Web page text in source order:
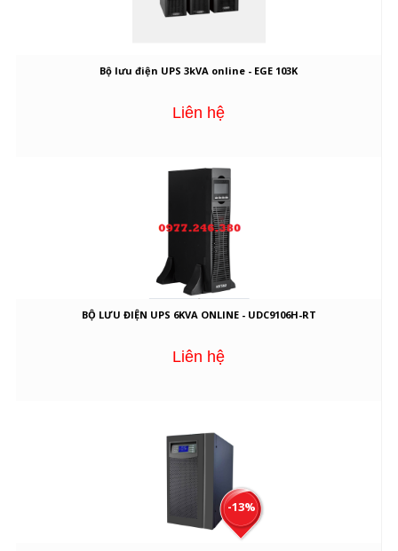
Bộ lưu điện UPS 3kVA online - EGE 103K
Liên hệ
BỘ LƯU ĐIỆN UPS 6KVA ONLINE - UDC9106H-RT
Liên hệ
-13%